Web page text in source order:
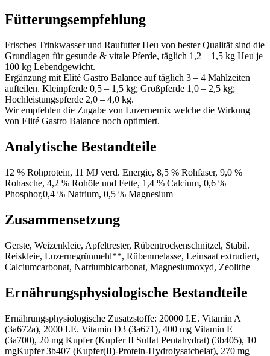
Fütterungsempfehlung
Frisches Trinkwasser und Raufutter Heu von bester Qualität sind die
Grundlagen für gesunde & vitale Pferde, täglich 1,2 – 1,5 kg Heu je
100 kg Lebendgewicht.
Ergänzung mit Elité Gastro Balance auf täglich 3 – 4 Mahlzeiten
aufteilen. Kleinpferde 0,5 – 1,5 kg; Großpferde 1,0 – 2,5 kg;
Hochleistungspferde 2,0 – 4,0 kg.
Wir empfehlen die Zugabe von Luzernemix welche die Wirkung
von Elité Gastro Balance noch optimiert.
Analytische Bestandteile
12 % Rohprotein, 11 MJ verd. Energie, 8,5 % Rohfaser, 9,0 %
Rohasche, 4,2 % Rohöle und Fette, 1,4 % Calcium, 0,6 %
Phosphor,0,4 % Natrium, 0,5 % Magnesium
Zusammensetzung
Gerste, Weizenkleie, Apfeltrester, Rübentrockenschnitzel, Stabil.
Reiskleie, Luzernegrünmehl**, Rübenmelasse, Leinsaat extrudiert,
Calciumcarbonat, Natriumbicarbonat, Magnesiumoxyd, Zeolithe
Ernährungsphysiologische Bestandteile
Ernährungsphysiologische Zusatzstoffe: 20000 I.E. Vitamin A
(3a672a), 2000 I.E. Vitamin D3 (3a671), 400 mg Vitamin E
(3a700), 20 mg Kupfer (Kupfer II Sulfat Pentahydrat) (3b405), 10
mgKupfer 3b407 (Kupfer(II)-Protein-Hydrolysatchelat), 270 mg